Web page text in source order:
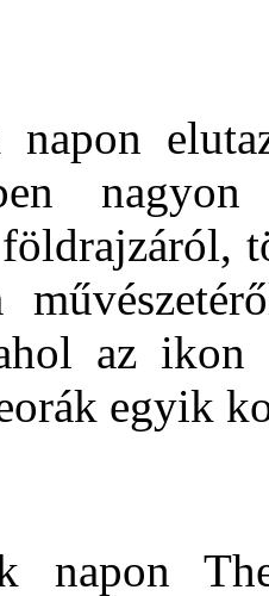
napon
az ikon
egyik
napon